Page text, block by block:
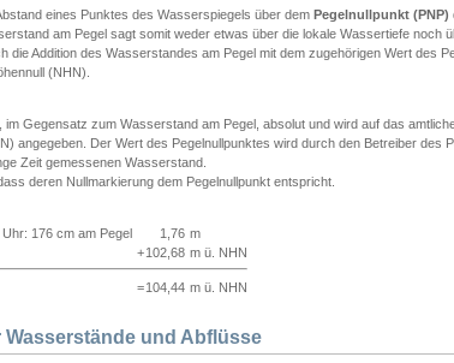
eines Punktes des Wasserspiegels über dem Pegelnullpunkt (PNP)
am Pegel sagt somit weder etwas über die lokale Wassertiefe noch
die Addition des Wasserstandes am Pegel mit dem zugehörigen Wert des
(NHN).
im Gegensatz zum Wasserstand am Pegel, absolut und wird auf das
angegeben. Der Wert des Pegelnullpunktes wird durch den Betreiber des
Zeit gemessenen Wasserstand.
deren Nullmarkierung dem Pegelnullpunkt entspricht.
176 cm am Pegel
1,76 m
+102,68 m ü. NHN
=104,44 m ü. NHN
und Abflüsse